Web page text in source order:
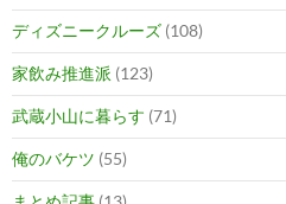
ディズニークルーズ (108)
家飲み推進派 (123)
武蔵小山に暮らす (71)
俺のバケツ (55)